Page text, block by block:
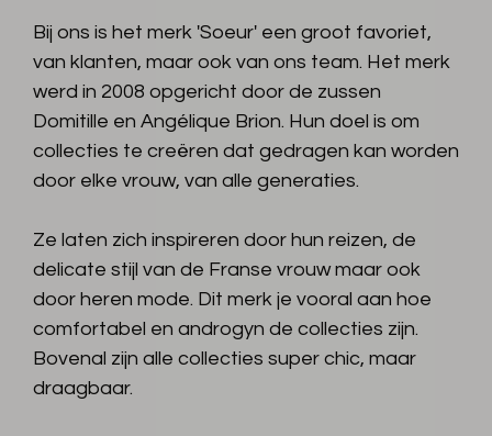
Bij ons is het merk 'Soeur' een groot favoriet,
van klanten, maar ook van ons team. Het merk
werd in 2008 opgericht door de zussen
Domitille en Angélique Brion. Hun doel is om
collecties te creëren dat gedragen kan worden
door elke vrouw, van alle generaties.
Ze laten zich inspireren door hun reizen, de
delicate stijl van de Franse vrouw maar ook
door heren mode. Dit merk je vooral aan hoe
comfortabel en androgyn de collecties zijn.
Bovenal zijn alle collecties super chic, maar
draagbaar.